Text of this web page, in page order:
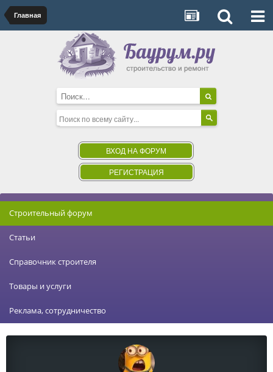
Главная
ВХОД НА ФОРУМ
РЕГИСТРАЦИЯ
Строительный форум
Статьи
Справочник строителя
Товары и услуги
Реклама, сотрудничество